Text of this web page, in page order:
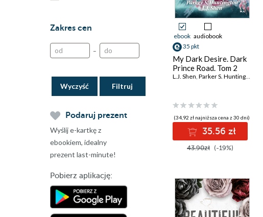
Zakres cen
–
Wyczyść
Podaruj prezent
Wyślij e-kartkę z
ebookiem, idealny
prezent last-minute!
Pobierz aplikację:
ebook audiobook
35 pkt
My Dark Desire. Dark
Prince Road. Tom 2
L.J. Shen, Parker S. Huntington
(34,92 zł najniższa cena z 30 dni)
35.56 zł
43.90zł (-19%)